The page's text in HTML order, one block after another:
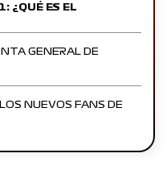
¿QUÉ ES EL
GENERAL DE
NUEVOS FANS DE